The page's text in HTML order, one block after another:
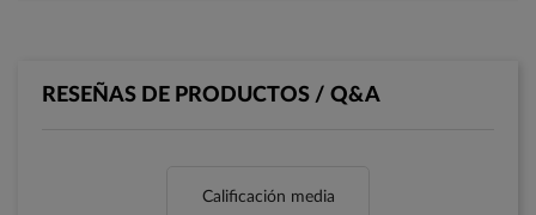
RESEÑAS DE PRODUCTOS / Q&A
Calificación media